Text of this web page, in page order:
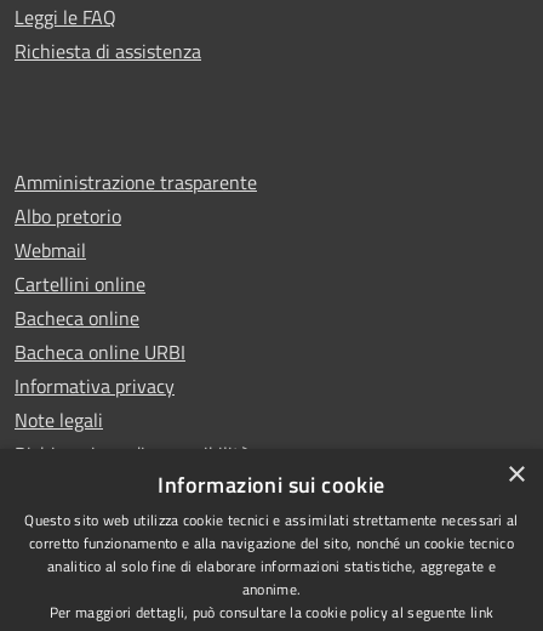
Leggi le FAQ
Richiesta di assistenza
Amministrazione trasparente
Albo pretorio
Webmail
Cartellini online
Bacheca online
Bacheca online URBI
Informativa privacy
Note legali
Dichiarazione di accessibilità
RSS
Accessibilità
Copyright © 2025 Comune di
Ariano Irpino
×
Informazioni sui cookie
Questo sito web utilizza cookie tecnici e assimilati strettamente necessari al
corretto funzionamento e alla navigazione del sito, nonché un cookie tecnico
analitico al solo fine di elaborare informazioni statistiche, aggregate e
anonime.
Per maggiori dettagli, può consultare la cookie policy al seguente link